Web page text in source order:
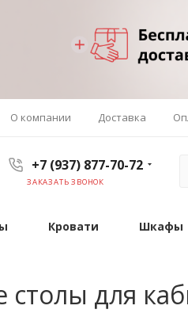
О компании Доставка
+7 (937) 877-70-72
ЗАКАЗАТЬ ЗВОНОК
Кровати Шкафы
для